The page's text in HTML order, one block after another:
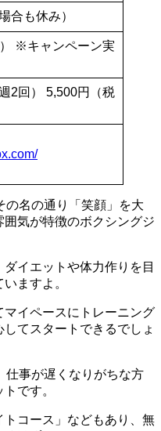
合も休み）
※キャンペーン実
2回） 5,500円（税
の名の通り「笑顔」を大
気が特徴のボクシングジ
イエットや体力作りを目
ますよ。
イペースにトレーニング
てスタートできるでしょ
仕事が遅くなりがちな方
です。
トコース」などもあり、無